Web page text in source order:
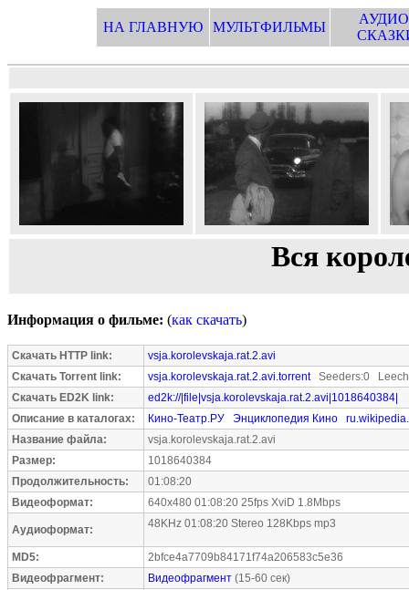
НА ГЛАВНУЮ МУЛЬТФИЛЬМЫ
Вся
Информация о фильме: (как скачать)
Скачать HTTP link:
vsja.korolevskaja.rat.2.avi
Скачать Torrent link:
vsja.korolevskaja.rat.2.avi.torrentSeeders:0
Скачать ED2K link:
ed2k://|file|vsja.korolevskaja.rat.2.avi|1018640384|
Описание в каталогах:
Кино-Театр.РУ Энциклопедия Кино
Название файла:
vsja.korolevskaja.rat.2.avi
Размер:
1018640384
Продолжительность:
01:08:20
Видеоформат:
640x480 01:08:20 25fps XviD 1.8Mbps
Аудиоформат: 48KHz 01:08:20 Stereo 128Kbps mp3
MD5:
2bfce4a7709b84171f74a206583c5e36
Видеофрагмент:
Видеофрагмент (15-60 сек)